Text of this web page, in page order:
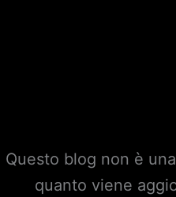
Questo blog non è
quanto viene